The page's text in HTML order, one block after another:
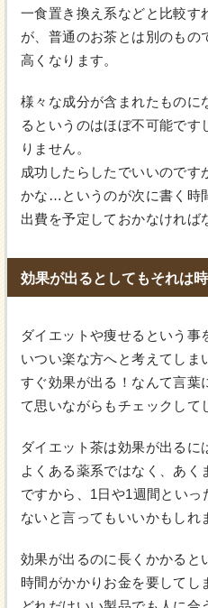
一食置き換え系などと比較す
が、普通のお茶とは別のも
高くなります。
様々な成分が含まれたものに
るというのはほぼ不可能です
りません。
成功したらしたでいいのです
かな…というのが次に書く時
出費を予定しておかなければ
効果が出るとしてもそれは
ダイエットや痩せるという事
いつい楽な方へと考えてしま
すぐ効果が出る！なんて言葉
て思いながらもチェックして
ダイエット茶は効果が出るに
よくある薬系ではなく、あく
ですから、1日や1週間とい
ないと言ってもいいかもしれ
効果が出るのに長くかかると
時間がかかりお金を要してし